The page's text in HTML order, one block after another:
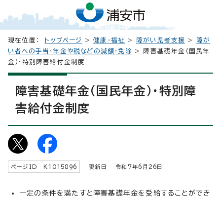
現在位置： トップページ >健康・福祉 > 障がい児者支援 >
障が
い者への手当・年金や税などの減額・免除 > 障害基礎年金（国民年
金）・特別障害給付金制度
障害基礎年金（国民年金）・特別障
害給付金制度
ページID K 1015896 更新日 令和7年6月 26 日
一定の条件を満たすと障害基礎年金を受給することができ